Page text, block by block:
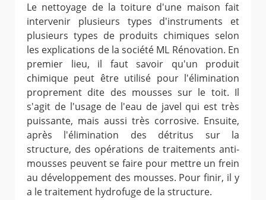
Le nettoyage de la toiture d'une maison fait
intervenir plusieurs types d'instruments et
plusieurs types de produits chimiques selon
les explications de la société ML Rénovation. En
premier lieu, il faut savoir qu'un produit
chimique peut être utilisé pour l'élimination
proprement dite des mousses sur le toit. Il
s'agit de l'usage de l'eau de javel qui est très
puissante, mais aussi très corrosive. Ensuite,
après l'élimination des détritus sur la
structure, des opérations de traitements anti-
mousses peuvent se faire pour mettre un frein
au développement des mousses. Pour finir, il y
a le traitement hydrofuge de la structure.